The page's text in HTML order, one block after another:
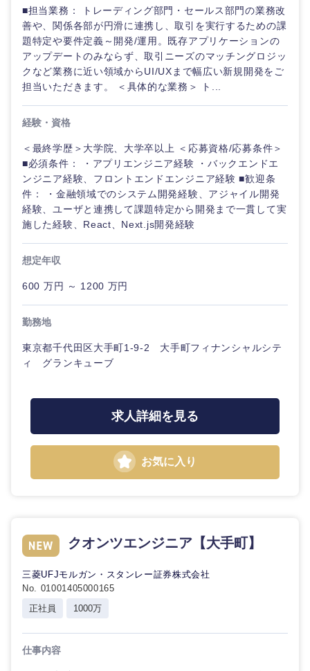
■担当業務： トレーディング部門・セールス部門の業務改
善や、関係各部が円滑に連携し、取引を実行するための課
題特定や要件定義～開発/運用。既存アプリケーションの
アップデートのみならず、取引ニーズのマッチングロジッ
クなど業務に近い領域からUI/UXまで幅広い新規開発をご
担当いただきます。 ＜具体的な業務＞ ト...
経験・資格
＜最終学歴＞大学院、大学卒以上 ＜応募資格/応募条件＞
■必須条件： ・アプリエンジニア経験 ・バックエンドエ
ンジニア経験、フロントエンドエンジニア経験 ■歓迎条
件： ・金融領域でのシステム開発経験、アジャイル開発
経験、ユーザと連携して課題特定から開発まで一貫して実
施した経験、React、Next.js開発経験
想定年収
600 万円 ～ 1200 万円
勤務地
東京都千代田区大手町1-9-2 大手町フィナンシャルシテ
ィ グランキューブ
求人詳細を見る
お気に入り
クオンツエンジニア【大手町】
三菱UFJモルガン・スタンレー証券株式会社
No. 01001405000165
正社員
1000万
仕事内容